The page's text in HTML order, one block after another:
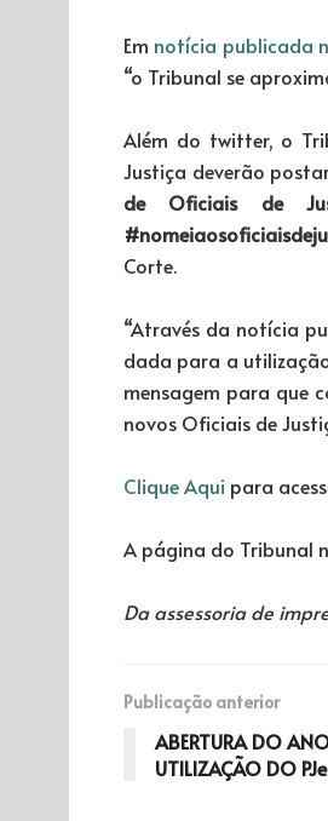
Em notícia publicada
“o Tribunal se
Além do twitter, o
Justiça deverão
de Oficiais de
Corte.
“Através da notícia
dada para a
mensagem para que
novos Oficiais de
Clique Aqui para
A página do Tribunal
Da assessoria de
Publicação anterior
ABERTURA DO
UTILIZAÇÃO DO